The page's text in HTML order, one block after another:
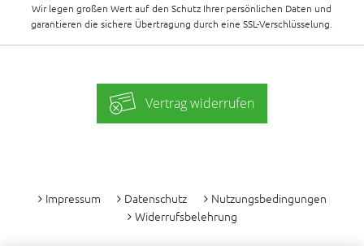
Wir legen großen Wert auf den Schutz Ihrer persönlichen Daten und
garantieren die sichere Übertragung durch eine SSL-Verschlüsselung.
Vertrag widerrufen
Impressum Datenschutz
Nutzungsbedingungen
Widerrufsbelehrung